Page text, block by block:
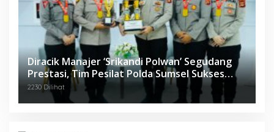
Diracik Manajer ‘Srikandi Polwan’ Segudang
Prestasi, Tim Pesilat Polda Sumsel Sukses
Diajang Kejurnas Menpora Cup II 2024
2230 Dilihat